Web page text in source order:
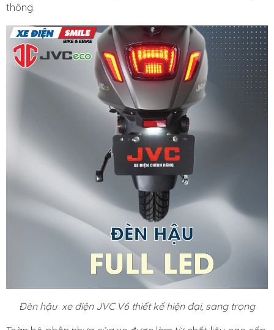
thông.
Đèn hậu xe điện JVC V6 thiết kế hiện đại, sang trọng